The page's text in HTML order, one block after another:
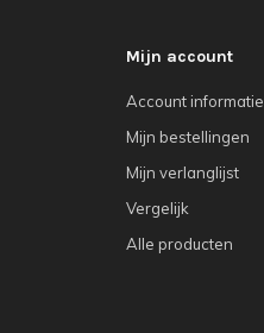
Mijn account
Account informatie
Mijn bestellingen
Mijn verlanglijst
Vergelijk
Alle producten